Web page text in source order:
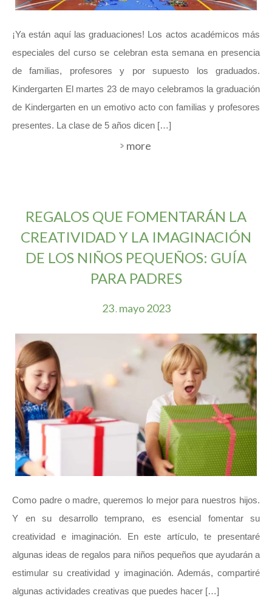
¡Ya están aquí las graduaciones! Los actos académicos más
especiales del curso se celebran esta semana en presencia
de familias, profesores y por supuesto los graduados.
Kindergarten El martes 23 de mayo celebramos la graduación
de Kindergarten en un emotivo acto con familias y profesores
presentes. La clase de 5 años dicen […]
more
REGALOS QUE FOMENTARÁN LA
CREATIVIDAD Y LA IMAGINACIÓN
DE LOS NIÑOS PEQUEÑOS: GUÍA
PARA PADRES
23. mayo2023
Como padre o madre, queremos lo mejor para nuestros hijos.
Y en su desarrollo temprano, es esencial fomentar su
creatividad e imaginación. En este artículo, te presentaré
algunas ideas de regalos para niños pequeños que ayudarán a
estimular su creatividad y imaginación. Además, compartiré
algunas actividades creativas que puedes hacer […]